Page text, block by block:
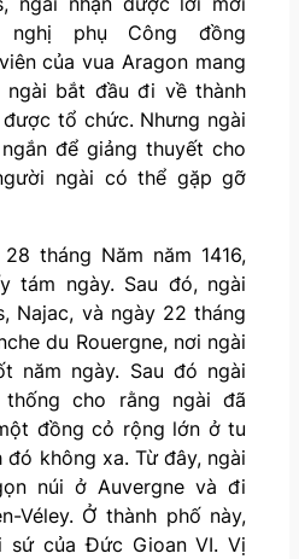
phụ Công đồng
của vua Aragon mang
ngài bắt đầu đi về thành
tổ chức. Nhưng ngài
để giảng thuyết cho
ngài có thể gặp gỡ
tháng Năm năm 1416,
tám ngày. Sau đó, ngài
Najac, và ngày 22 tháng
du Rouergne, nơi ngài
năm ngày. Sau đó ngài
thống cho rằng ngài đã
đồng cỏ rộng lớn ở tu
đó không xa. Từ đây, ngài
núi ở Auvergne và đi
Véley. Ở thành phố này,
sứ của Đức Gioan VI. Vị